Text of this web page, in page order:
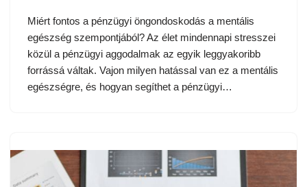
Miért fontos a pénzügyi öngondoskodás a mentális
egészség szempontjából? Az élet mindennapi stresszei
közül a pénzügyi aggodalmak az egyik leggyakoribb
forrássá váltak. Vajon milyen hatással van ez a mentális
egészségre, és hogyan segíthet a pénzügyi…